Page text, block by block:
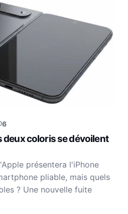
6
deux coloris se dévoilent
présentera l'iPhone
pliable, mais quels
? Une nouvelle fuite